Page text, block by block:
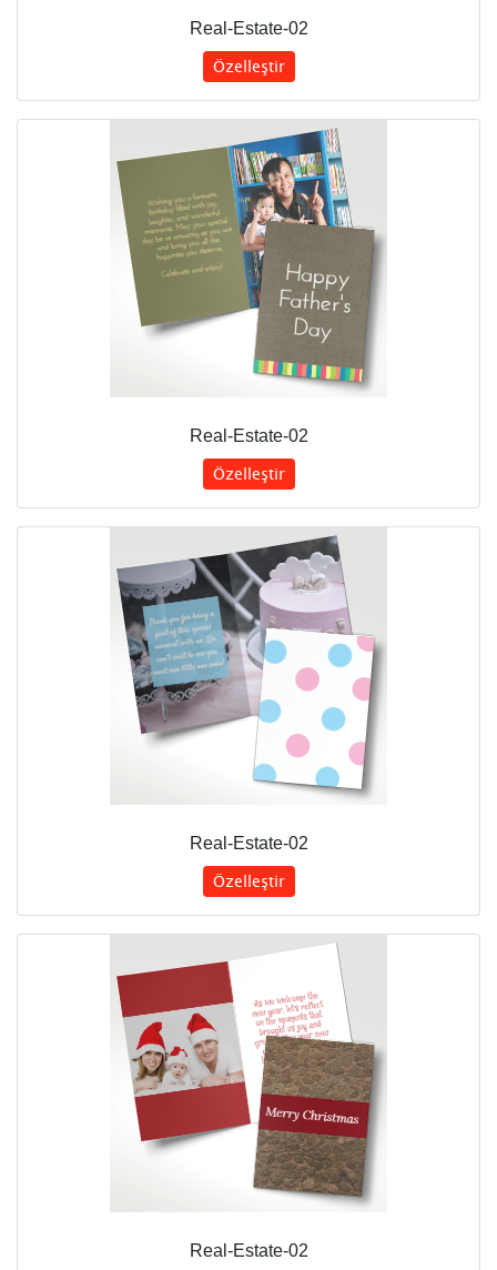
Real-Estate-02
Özelleştir
Real-Estate-02
Özelleştir
Real-Estate-02
Özelleştir
Real-Estate-02